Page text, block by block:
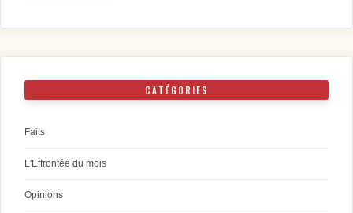
CATÉGORIES
Faits
L'Effrontée du mois
Opinions